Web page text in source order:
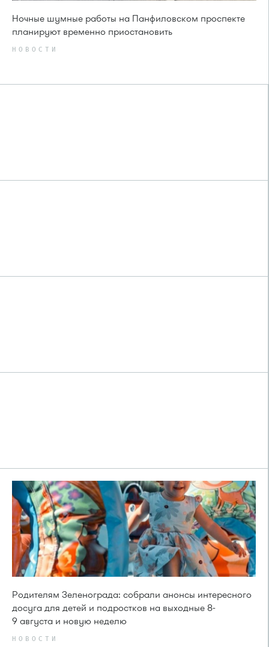
Ночные шумные работы на Панфиловском проспекте
планируют временно приостановить
НОВОСТИ
Родителям Зеленограда: собрали анонсы интересного
досуга для детей и подростков на выходные 8-
9 августа и новую неделю
НОВОСТИ